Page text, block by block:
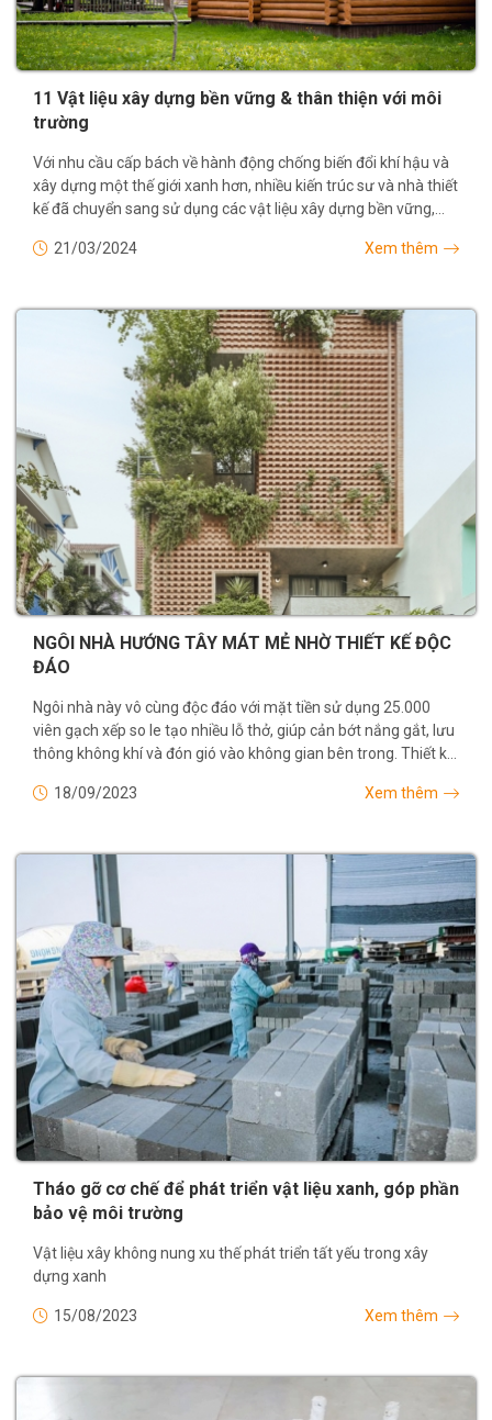
11 Vật liệu xây dựng bền vững & thân thiện với môi
trường
Với nhu cầu cấp bách về hành động chống biến đổi khí hậu và
xây dựng một thế giới xanh hơn, nhiều kiến trúc sư và nhà thiết
kế đã chuyển sang sử dụng các vật liệu xây dựng bền vững,
21/03/2024
Xem thêm
NGÔI NHÀ HƯỚNG TÂY MÁT MẺ NHỜ THIẾT KẾ ĐỘC
ĐÁO
Ngôi nhà này vô cùng độc đáo với mặt tiền sử dụng 25.000
viên gạch xếp so le tạo nhiều lỗ thở, giúp cản bớt nắng gắt, lưu
thông không khí và đón gió vào không gian bên trong. Thiết kế
18/09/2023
Xem thêm
Tháo gỡ cơ chế để phát triển vật liệu xanh, góp phần
bảo vệ môi trường
Vật liệu xây không nung xu thế phát triển tất yếu trong xây
dựng xanh
15/08/2023 Xem thêm